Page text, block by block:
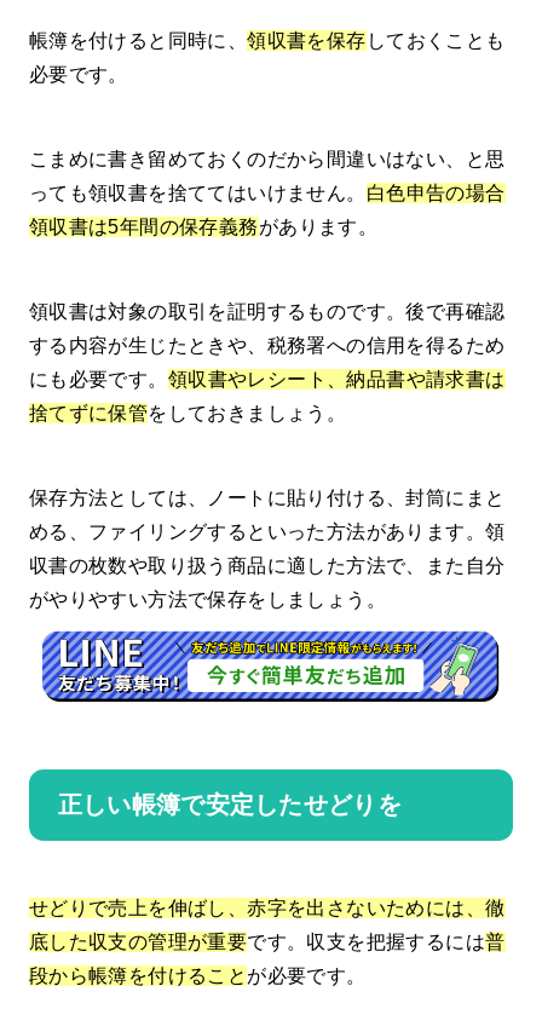
帳簿を付けると同時に、領収書を保存 しておくことも
必要です。
こまめに書き留めておくのだから間違いはない、と思
っても領収書を捨ててはいけません。 白色申告の場合
領収書は5年間の保存義務があります。
領収書は対象の取引を証明するものです。後で再確認
する内容が生じたときや、税務署への信用を得るため
にも必要です。 領収書やレシート、納品書や請求書は
捨てずに保管をしておきましょう。
保存方法としては、ノートに貼り付ける、封筒にまと
める、ファイリングするといった方法があります。領
収書の枚数や取り扱う商品に適した方法で、また自分
がやりやすい方法で保存をしましょう。
正しい帳簿で安定したせどりを
せどりで売上を伸ばし、赤字を出さないためには、徹
底した収支の管理が重要です。収支を把握するには普
段から帳簿を付けること が必要です。